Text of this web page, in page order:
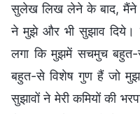
सुलेख लिख लेने के बाद, मैंने
ने मुझे और भी सुझाव
लगा कि मुझमें सचमुच बहुत-
बहुत-से विशेष गुण हैं जो
सुझावों ने मेरी कमियों की